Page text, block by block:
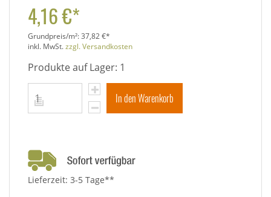
4,16 €*
Grundpreis/m²:37,82 €*
inkl. MwSt.zzgl. Versandkosten
Produkte auf Lager: 1
In den Warenkorb
Lieferzeit: 3-5 Tage**